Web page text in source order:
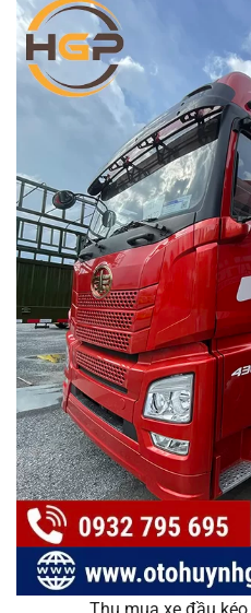
Thu mua xe đầu